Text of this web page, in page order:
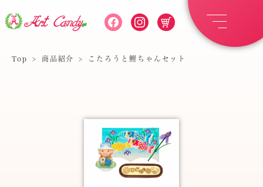
Top > 商品紹介 > こたろうと鯉ちゃんセット